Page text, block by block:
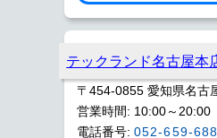
テックランド名古屋本
〒454-0855 愛知県名古
営業時間: 10:00～20:00
電話番号: 052-659-